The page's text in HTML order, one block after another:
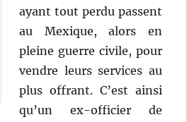
ayant tout perdu passent
au Mexique, alors en
pleine guerre civile, pour
vendre leurs services au
plus offrant. C’est ainsi
qu’un ex-officier de